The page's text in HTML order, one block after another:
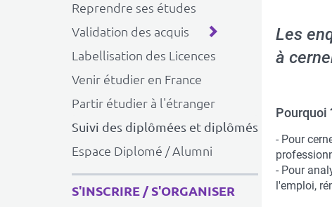
Reprendre ses études
Validation des acquis
Labellisation des Licences
Venir étudier en France
Partir étudier à l'étranger
Suivi des diplômées et diplômés
Espace Diplomé / Alumni
S'INSCRIRE / S'ORGANISER
Les
à
Pourquoi
- Pour
- Pour
l'emploi,